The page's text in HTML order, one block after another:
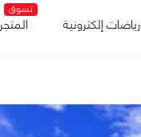
رياضات إلكترونية
تسوق
المتجر